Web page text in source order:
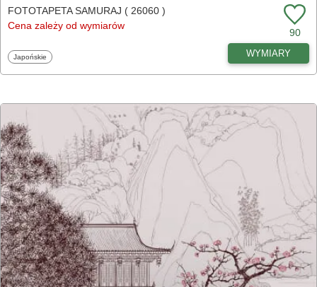
FOTOTAPETA SAMURAJ ( 26060 )
Cena zależy od wymiarów
90
Fototapety
Japońskie WYMIARY